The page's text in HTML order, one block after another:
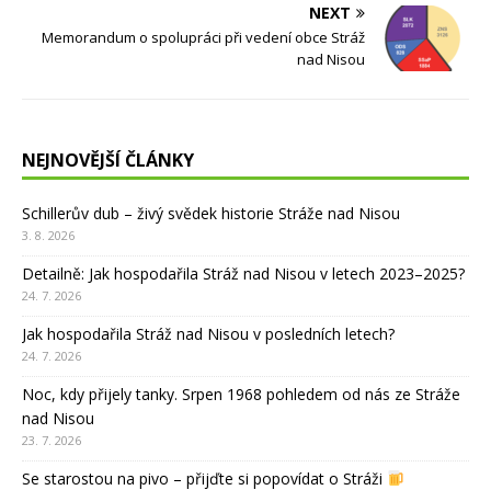
NEXT
Memorandum o spolupráci při vedení obce Stráž
nad Nisou
NEJNOVĚJŠÍ ČLÁNKY
Schillerův dub – živý svědek historie Stráže nad Nisou
3. 8. 2026
Detailně: Jak hospodařila Stráž nad Nisou v letech 2023–2025?
24. 7. 2026
Jak hospodařila Stráž nad Nisou v posledních letech?
24. 7. 2026
Noc, kdy přijely tanky. Srpen 1968 pohledem od nás ze Stráže
nad Nisou
23. 7. 2026
Se starostou na pivo – přijďte si popovídat o Stráži